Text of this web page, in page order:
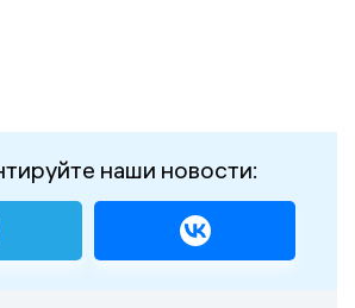
наши новости: